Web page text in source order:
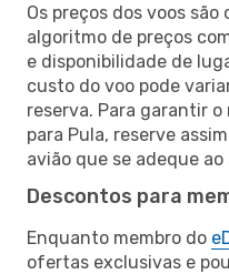
Os preços dos voos
algoritmo de preços
e disponibilidade de
custo do voo pode
reserva. Para garantir o
para Pula, reserve
avião que se adeque
Descontos para
Enquanto membro do
ofertas exclusivas e